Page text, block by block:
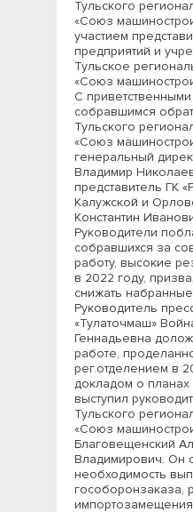
Тульского
«Союз
участием
предприятий и
Тульское
«Союз
С
собравшимся
Тульского
«Союз
генеральный
Владимир
представитель ГК
Калужской и
Константин
Руководители
собравшихся за
работу, высокие
в 2022 году,
снижать
Руководитель
«Тулаточмаш»
Геннадьевна
работе,
рег.отделением в
докладом о планах
выступил
Тульского
«Союз
Благовещенский
Владимирович. Он
необходимость
гособоронзаказа,